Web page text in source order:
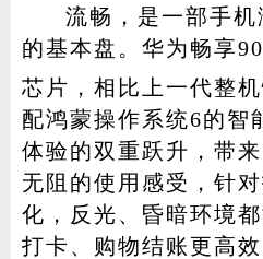
流畅，是一部手
的基本盘。华为畅享
芯片，相比上一代整
配鸿蒙操作系统6的智
体验的双重跃升，带
无阻的使用感受，针
化，反光、昏暗环境
打卡、购物结账更高效